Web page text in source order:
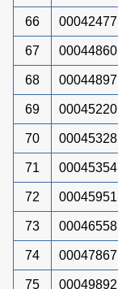
66 00042477
67 00044860
68 00044897
69 00045220
70 00045328
71 00045354
72 00045951
73 00046558
74 00047867
75 00049892